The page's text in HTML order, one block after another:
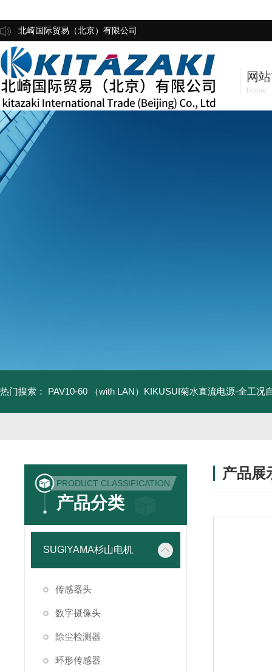
北崎国际贸易（北京）有限公司
网
Home
热门搜索： PAV10-60 （with LAN）KIKUSUI菊水直流电源-全工况
PRODUCT CLASSIFICATION
产品分类
SUGIYAMA杉山电机
传感器头
数字摄像头
除尘检测器
环形传感器
产品展